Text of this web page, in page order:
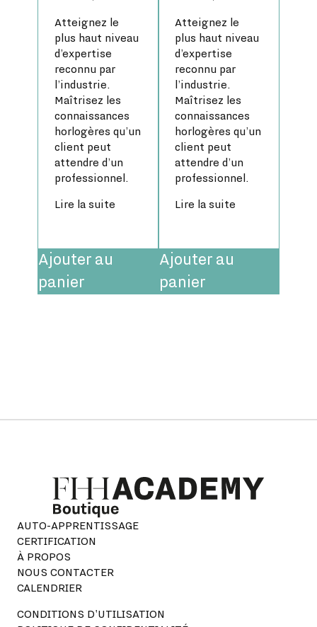
Atteignez le
plus haut niveau
d’expertise
reconnu par
l’industrie.
Maîtrisez les
connaissances
horlogères qu’un
client peut
attendre d’un
professionnel.
Lire la suite
Ajouter au
panier
Atteignez le
plus haut niveau
d’expertise
reconnu par
l’industrie.
Maîtrisez les
connaissances
horlogères qu’un
client peut
attendre d’un
professionnel.
Lire la suite
Ajouter au
panier
AUTO-APPRENTISSAGE
CERTIFICATION
À PROPOS
NOUS CONTACTER
CALENDRIER
CONDITIONS D'UTILISATION